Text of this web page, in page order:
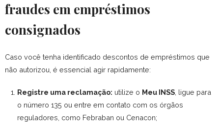
fraudes em empréstimos
consignados
Caso você tenha identificado descontos de empréstimos que
não autorizou, é essencial agir rapidamente:
Registre uma reclamação: utilize o Meu INSS , ligue para
o número 135 ou entre em contato com os órgãos
reguladores, como Febraban ou Cenacon;